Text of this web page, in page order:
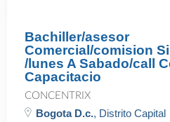
Bachiller/asesor
Comercial/comision
/lunes A Sabado/call
Capacitacio
CONCENTRIX
Bogota D.c., Distrito Capital